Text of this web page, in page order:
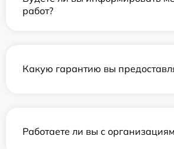
работ?
Какую гарантию вы
Работаете ли вы с